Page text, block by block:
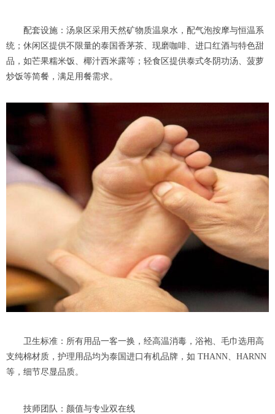
配套设施：汤泉区采用天然矿物质温泉水，配气泡按摩与恒温系
统；休闲区提供不限量的泰国香茅茶、现磨咖啡、进口红酒与特色甜
品，如芒果糯米饭、椰汁西米露等；轻食区提供泰式冬阴功汤、菠萝
炒饭等简餐，满足用餐需求。
卫生标准：所有用品一客一换，经高温消毒，浴袍、毛巾选用高
支纯棉材质，护理用品均为泰国进口有机品牌，如 THANN、HARNN
等，细节尽显品质。
技师团队：颜值与专业双在线